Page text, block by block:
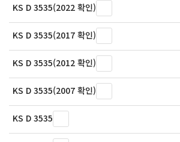
KS D 3535(2022 확인)
KS D 3535(2017 확인)
KS D 3535(2012 확인)
KS D 3535(2007 확인)
KS D 3535